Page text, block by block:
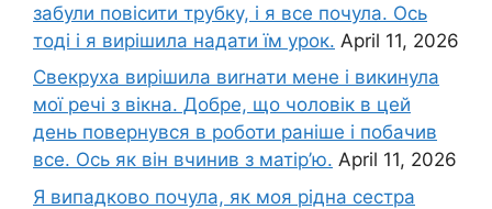
забули повісити трубку, і я все почула. Ось
тоді і я вирішила надати їм урок. April 11, 2026
Свекруха вирішила виrнати мене і викинула
мої речі з вікна. Добре, що чоловік в цей
день повернувся в роботи раніше і побачив
все. Ось як він вчинив з матір’ю. April 11, 2026
Я випадково почула, як моя рідна сестра